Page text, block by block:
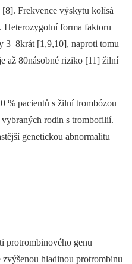
Frekvence výskytu kolísá
forma faktoru
3–8krát [1,9,10], naproti tomu
až 80násobné riziko [11] žilní
% pacientů s žilní trombózou
rodin s trombofilií.
genetickou abnormalitu
protrombinového genu
hladinou pro­trombinu